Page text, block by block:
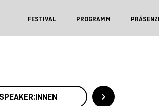
FESTIVAL PROGRAMM